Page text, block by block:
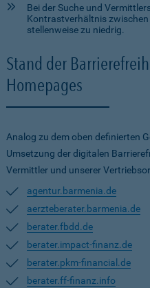
Bei der Suche und
Kontrastverhältnis
stellenweise zu niedrig.
Stand der
Homepages
Analog zu dem oben definierten
Umsetzung der digitalen
Vermittler und unserer
agentur.barmenia.de
aerzteberater.barmenia.de
berater.fbdd.de
berater.impact-finanz.de
berater.pkm-financial.de
berater.ff-finanz.info